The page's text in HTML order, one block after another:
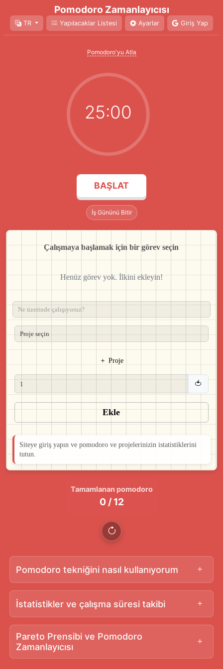
Pomodoro Zamanlayıcısı
TR Yapılacaklar Listesi Ayarlar Giriş Yap
Pomodoro'yu Atla
25:00
BAŞLAT
İş Gününü Bitir
Çalışmaya başlamak için bir görev seçin
Henüz görev yok. İlkini ekleyin!
Proje
🍅
Ekle
Siteye giriş yapın ve pomodoro ve projelerinizin istatistiklerini
tutun.
Tamamlanan pomodoro
0 / 12
Pomodoro tekniğini nasıl kullanıyorum
İstatistikler ve çalışma süresi takibi
Pareto Prensibi ve Pomodoro
Zamanlayıcısı